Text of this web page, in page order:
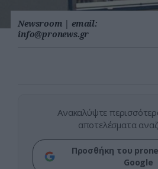
Newsroom | email:
info@pronews.gr
Ανακαλύψτε
αποτελέσματα
Προσθήκη του
Google